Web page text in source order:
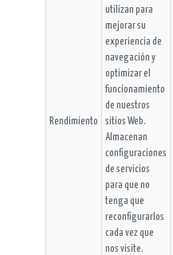
Rendimiento
utilizan para
mejorar su
experiencia de
navegación y
optimizar el
funcionamiento
de nuestros
sitios Web.
Almacenan
configuraciones
de servicios
para que no
tenga que
reconfigurarlos
cada vez que
nos visite.